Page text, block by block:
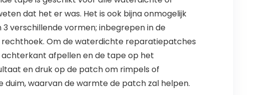
dat het er was. Het is ook bijna onmogelijk
verschillende vormen; inbegrepen in de
rechthoek. Om de waterdichte reparatiepatches
afpellen en de tape op het
en druk op de patch om rimpels of
waarvan de warmte de patch zal helpen.